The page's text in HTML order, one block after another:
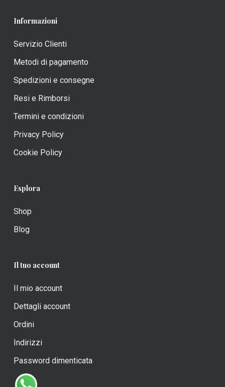
Informazioni
Servizio Clienti
Metodi di pagamento
Spedizioni e consegne
Resi e Rimborsi
Termini e condizioni
Privacy Policy
Cookie Policy
Esplora
Shop
Blog
Il tuo account
Il mio account
Dettagli account
Ordini
Indirizzi
Password dimenticata